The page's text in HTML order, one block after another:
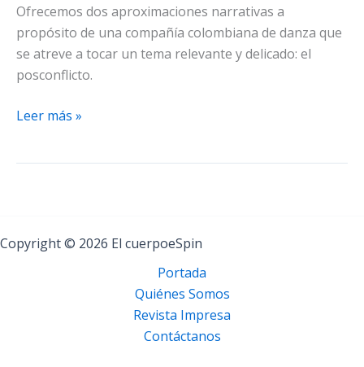
Ofrecemos dos aproximaciones narrativas a
propósito de una compañía colombiana de danza que
se atreve a tocar un tema relevante y delicado: el
posconflicto.
Dos
cántaro
Leer más »
Copyright © 2026 El cuerpoeSpin
Portada
Quiénes Somos
Revista Impresa
Contáctanos